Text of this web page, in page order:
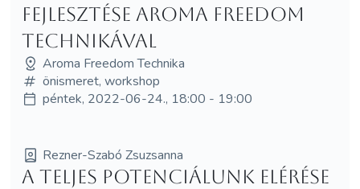
fejlesztése Aroma Freedom
Technikával
Aroma Freedom Technika
önismeret, workshop
péntek, 2022-06-24., 18:00 - 19:00
Rezner-Szabó Zsuzsanna
A teljes potenciálunk elérése